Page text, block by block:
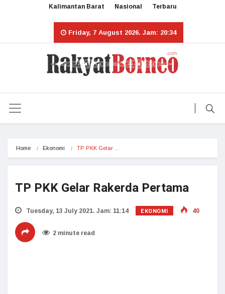
Kalimantan Barat Nasional Terbaru
Friday, 7 August 2026. Jam: 20:34
Home Ekonomi TP PKK Gelar…
TP PKK Gelar Rakerda Pertama
Tuesday, 13 July 2021. Jam: 11:14 EKONOMI 40
2 minute read